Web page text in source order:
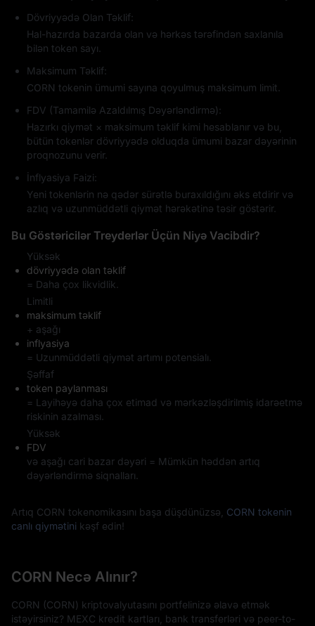
Dövriyyədə Olan Təklif:
Hal-hazırda bazarda olan və hərkəs tərəfindən saxlanıla
bilən token sayı.
Maksimum Təklif:
CORN tokenin ümumi sayına qoyulmuş maksimum limit.
FDV (Tamamilə Azaldılmış Dəyərləndirmə):
Hazırkı qiymət × maksimum təklif kimi hesablanır və bu,
bütün tokenlər dövriyyədə olduqda ümumi bazar dəyərinin
proqnozunu verir.
İnflyasiya Faizi:
Yeni tokenlərin nə qədər sürətlə buraxıldığını əks etdirir və
azlıq və uzunmüddətli qiymət hərəkətinə təsir göstərir.
Bu Göstəricilər Treyderlər Üçün Niyə Vacibdir?
Yüksək
dövriyyədə olan təklif
= Daha çox likvidlik.
Limitli
maksimum təklif
+ aşağı
inflyasiya
= Uzunmüddətli qiymət artımı potensialı.
Şəffaf
token paylanması
= Layihəyə daha çox etimad və mərkəzləşdirilmiş idarəetmə
riskinin azalması.
Yüksək
FDV
və aşağı cari bazar dəyəri = Mümkün həddən artıq
dəyərləndirmə siqnalları.
Artıq CORN tokenomikasını başa düşdünüzsə, CORN tokenin
canlı qiymətini kəşf edin!
CORN Necə Alınır?
CORN (CORN) kriptovalyutasını portfelinizə əlavə etmək
istəyirsiniz? MEXC kredit kartları, bank transferləri və peer-to-